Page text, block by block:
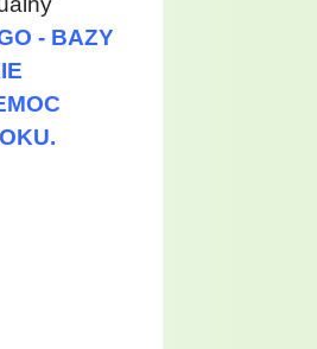
- BAZY